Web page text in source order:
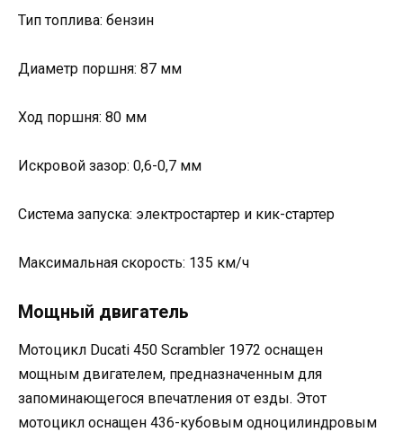
Тип топлива: бензин
Диаметр поршня: 87 мм
Ход поршня: 80 мм
Искровой зазор: 0,6-0,7 мм
Система запуска: электростартер и кик-стартер
Максимальная скорость: 135 км/ч
Мощный двигатель
Мотоцикл Ducati 450 Scrambler 1972 оснащен
мощным двигателем, предназначенным для
запоминающегося впечатления от езды. Этот
мотоцикл оснащен 436-кубовым одноцилиндровым